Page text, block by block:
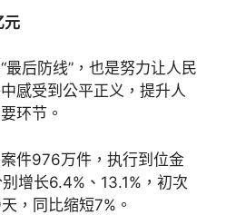
元
后防线”，也是努力让人民
感受到公平正义，提升人
环节。
件976万件，执行到位金
增长6.4%、13.1%，初次
，同比缩短7%。